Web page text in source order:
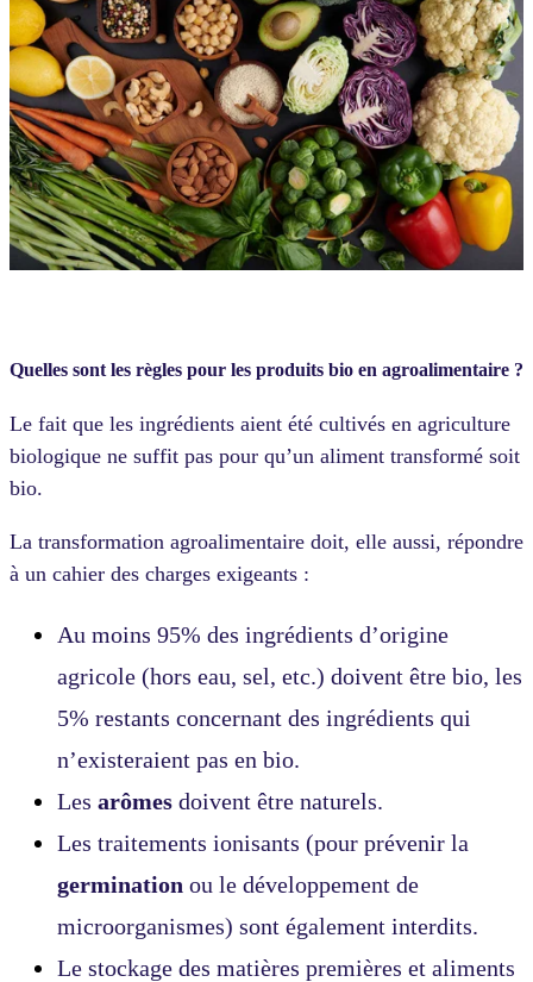
Quelles sont les règles pour les produits bio en agroalimentaire ?
Le fait que les ingrédients aient été cultivés en agriculture
biologique ne suffit pas pour qu’un aliment transformé soit
bio.
La transformation agroalimentaire doit, elle aussi, répondre
à un cahier des charges exigeants :
Au moins 95% des ingrédients d’origine
agricole (hors eau, sel, etc.) doivent être bio, les
5% restants concernant des ingrédients qui
n’existeraient pas en bio.
Les arômes doivent être naturels.
Les traitements ionisants (pour prévenir la
germination ou le développement de
microorganismes) sont également interdits.
Le stockage des matières premières et aliments